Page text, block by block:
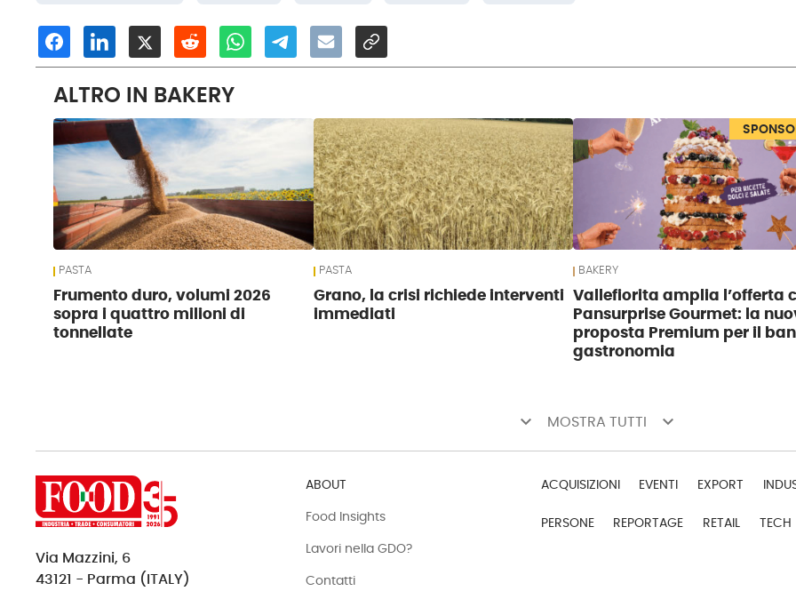
ALTRO IN BAKERY
PASTA
Frumento duro, volumi 2026
sopra i quattro milioni di
tonnellate
PASTA
Grano, la crisi richiede interventi
immediati
BAKERY
Vallefiorita amplia l’offerta
Pansurprise Gourmet: la
proposta Premium per il
gastronomia
keyboard_arrow_down MOSTRA TUTTI keyboard_arrow_down
Via Mazzini, 6
43121 - Parma (ITALY)
ABOUT
Food Insights
Lavori nella GDO?
Contatti
ACQUISIZIONI EVENTI EXPORT
PERSONE REPORTAGE RETAIL TECH